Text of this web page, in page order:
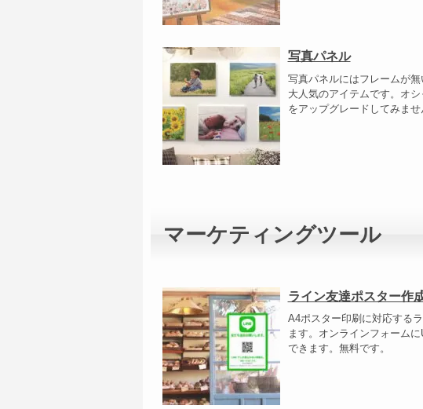
写真パネル
写真パネルにはフレームが
大人気のアイテムです。オ
をアップグレードしてみませ
マーケティングツール
ライン友達ポスター作
A4ポスター印刷に対応する
ます。オンラインフォーム
できます。無料です。